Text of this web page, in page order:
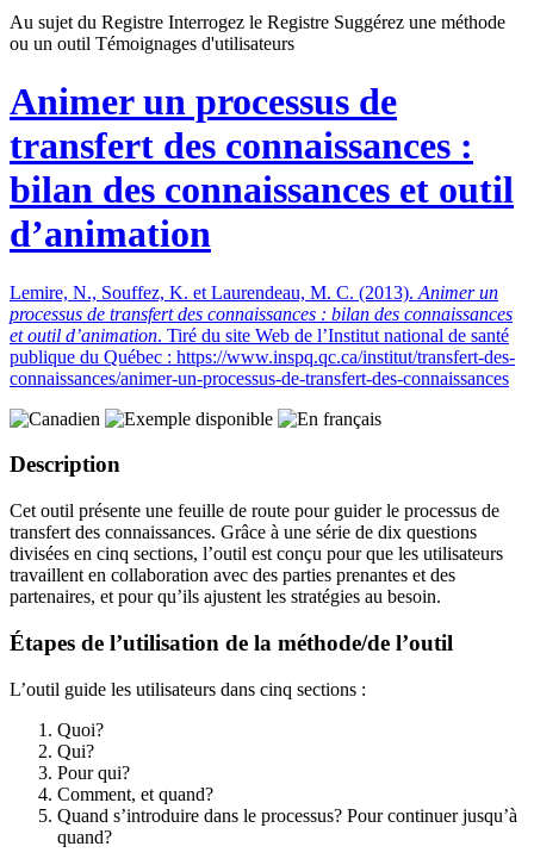
Au sujet du Registre Interrogez le Registre Suggérez une méthode
ou un outil Témoignages d'utilisateurs
Animer un processus de
transfert des connaissances :
bilan des connaissances et outil
d’animation
Lemire, N., Souffez, K. et Laurendeau, M. C. (2013). Animer un
processus de transfert des connaissances : bilan des connaissances
et outil d’animation. Tiré du site Web de l’Institut national de santé
publique du Québec : https://www.inspq.qc.ca/institut/transfert-des-
connaissances/animer-un-processus-de-transfert-des-connaissances
Description
Cet outil présente une feuille de route pour guider le processus de
transfert des connaissances. Grâce à une série de dix questions
divisées en cinq sections, l’outil est conçu pour que les utilisateurs
travaillent en collaboration avec des parties prenantes et des
partenaires, et pour qu’ils ajustent les stratégies au besoin.
Étapes de l’utilisation de la méthode/de l’outil
L’outil guide les utilisateurs dans cinq sections :
Quoi?
Qui?
Pour qui?
Comment, et quand?
Quand s’introduire dans le processus? Pour continuer jusqu’à
quand?